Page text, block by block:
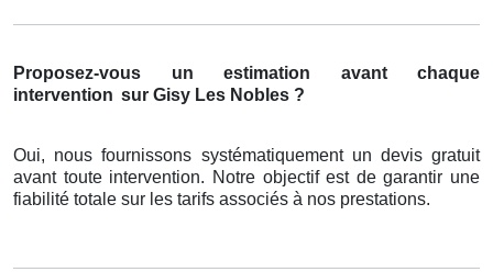
Proposez-vous un estimation avant chaque
intervention sur Gisy Les Nobles ?
Oui, nous fournissons systématiquement un devis gratuit
avant toute intervention. Notre objectif est de garantir une
fiabilité totale sur les tarifs associés à nos prestations.